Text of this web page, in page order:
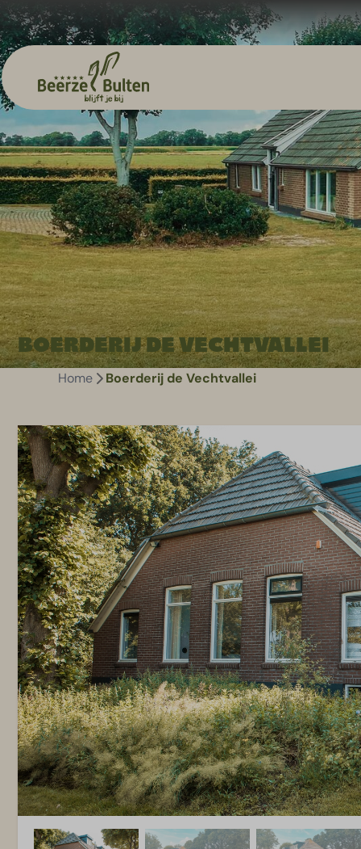
BOERDERIJ DE VECHTVALLEI
Home Boerderij de Vechtvallei